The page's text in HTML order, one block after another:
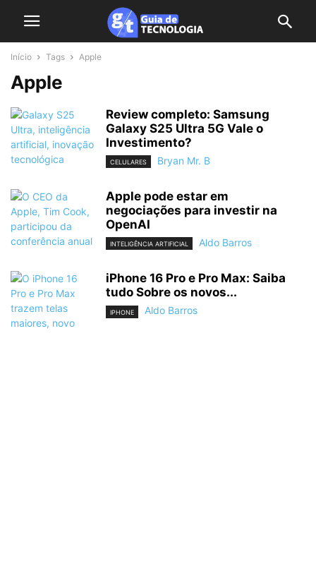
Início Tags Apple
Apple
Review completo: Samsung
Galaxy S25 Ultra 5G Vale o
Investimento?
CELULARES Bryan Mr. B
Apple pode estar em
negociações para investir na
OpenAI
INTELIGÊNCIA ARTIFICIAL Aldo Barros
iPhone 16 Pro e Pro Max: Saiba
tudo Sobre os novos...
IPHONE Aldo Barros